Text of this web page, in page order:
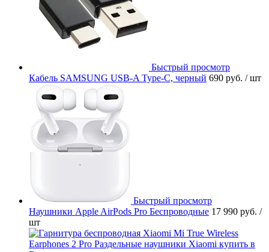
Быстрый просмотр
Кабель SAMSUNG USB-A Type-C, черный 690 руб. / шт
Быстрый просмотр
Наушники Apple AirPods Pro Беспроводные 17 990 руб. /
шт